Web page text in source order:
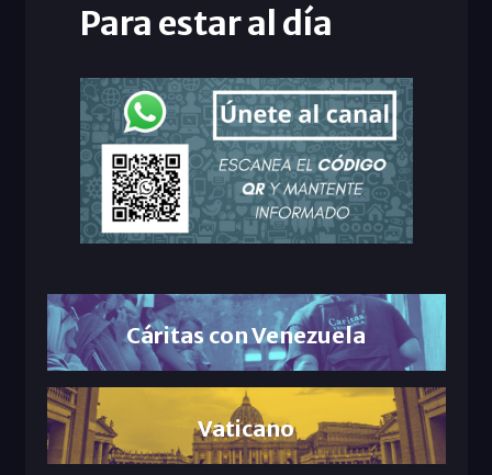
Para estar al día
Cáritas con Venezuela
Vaticano